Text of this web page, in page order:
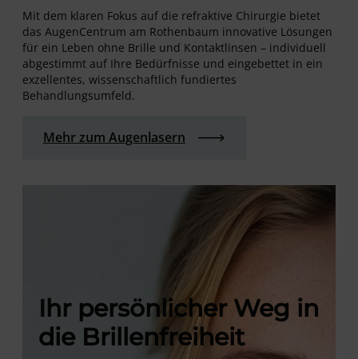
Mit dem klaren Fokus auf die refraktive Chirurgie bietet
das AugenCentrum am Rothenbaum innovative Lösungen
für ein Leben ohne Brille und Kontaktlinsen – individuell
abgestimmt auf Ihre Bedürfnisse und eingebettet in ein
exzellentes, wissenschaftlich fundiertes
Behandlungsumfeld.
Mehr zum Augenlasern
Ihr persönlicher Weg in
die Brillenfreiheit